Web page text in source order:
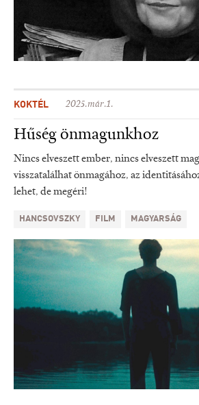
KOKTÉL 2025.már.1.
Hűség önmagunkhoz
Nincs elveszett ember, nincs elveszett
visszatalálhat önmagához, az
lehet, de megéri!
HANCSOVSZKY FILM MAGYARSÁG